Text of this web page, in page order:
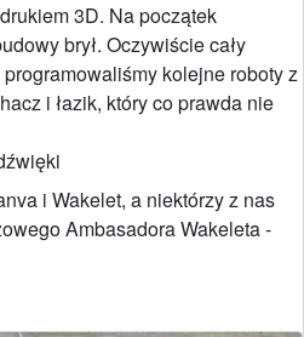
3D. Na początek
brył. Oczywiście cały
kolejne roboty z
i łazik, który co prawda nie
i Wakelet, a niektórzy z nas
Ambasadora Wakeleta -